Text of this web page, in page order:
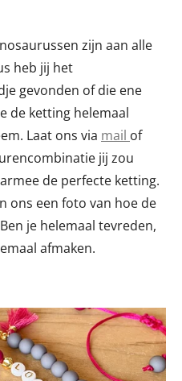
zijn aan alle
heb jij het
gevonden of die ene
de ketting helemaal
Laat ons via mail of
jij zou
de perfecte ketting.
ons een foto van hoe de
je helemaal tevreden,
afmaken.